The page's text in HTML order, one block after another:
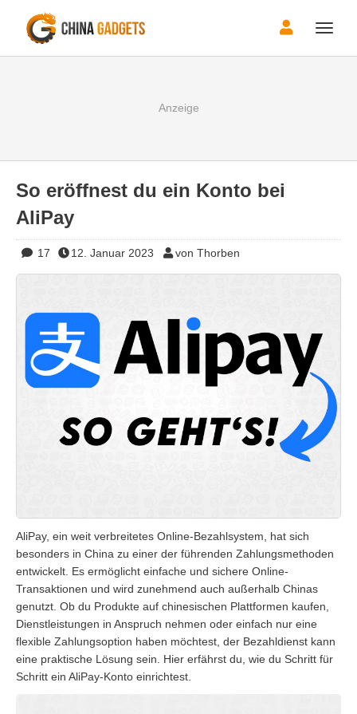
Toggle
So eröffnest du ein Konto bei
AliPay
17 12. Januar 2023 von Thorben
AliPay, ein weit verbreitetes Online-Bezahlsystem, hat sich
besonders in China zu einer der führenden Zahlungsmethoden
entwickelt. Es ermöglicht einfache und sichere Online-
Transaktionen und wird zunehmend auch außerhalb Chinas
genutzt. Ob du Produkte auf chinesischen Plattformen kaufen,
Dienstleistungen in Anspruch nehmen oder einfach nur eine
flexible Zahlungsoption haben möchtest, der Bezahldienst kann
eine praktische Lösung sein. Hier erfährst du, wie du Schritt für
Schritt ein AliPay-Konto einrichtest.